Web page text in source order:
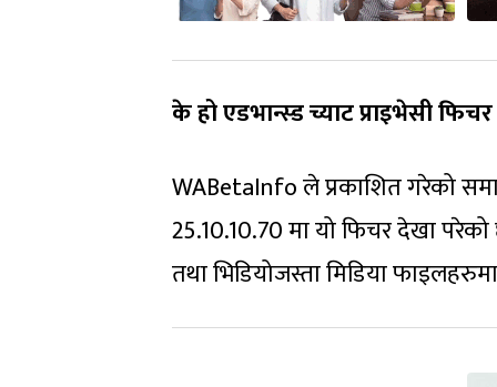
के हो एडभान्स्ड च्याट प्राइभेसी
WABetaInfo ले प्रकाशित गरेको
25.10.10.70 मा यो फिचर देखा
तथा भिडियोजस्ता मिडिया